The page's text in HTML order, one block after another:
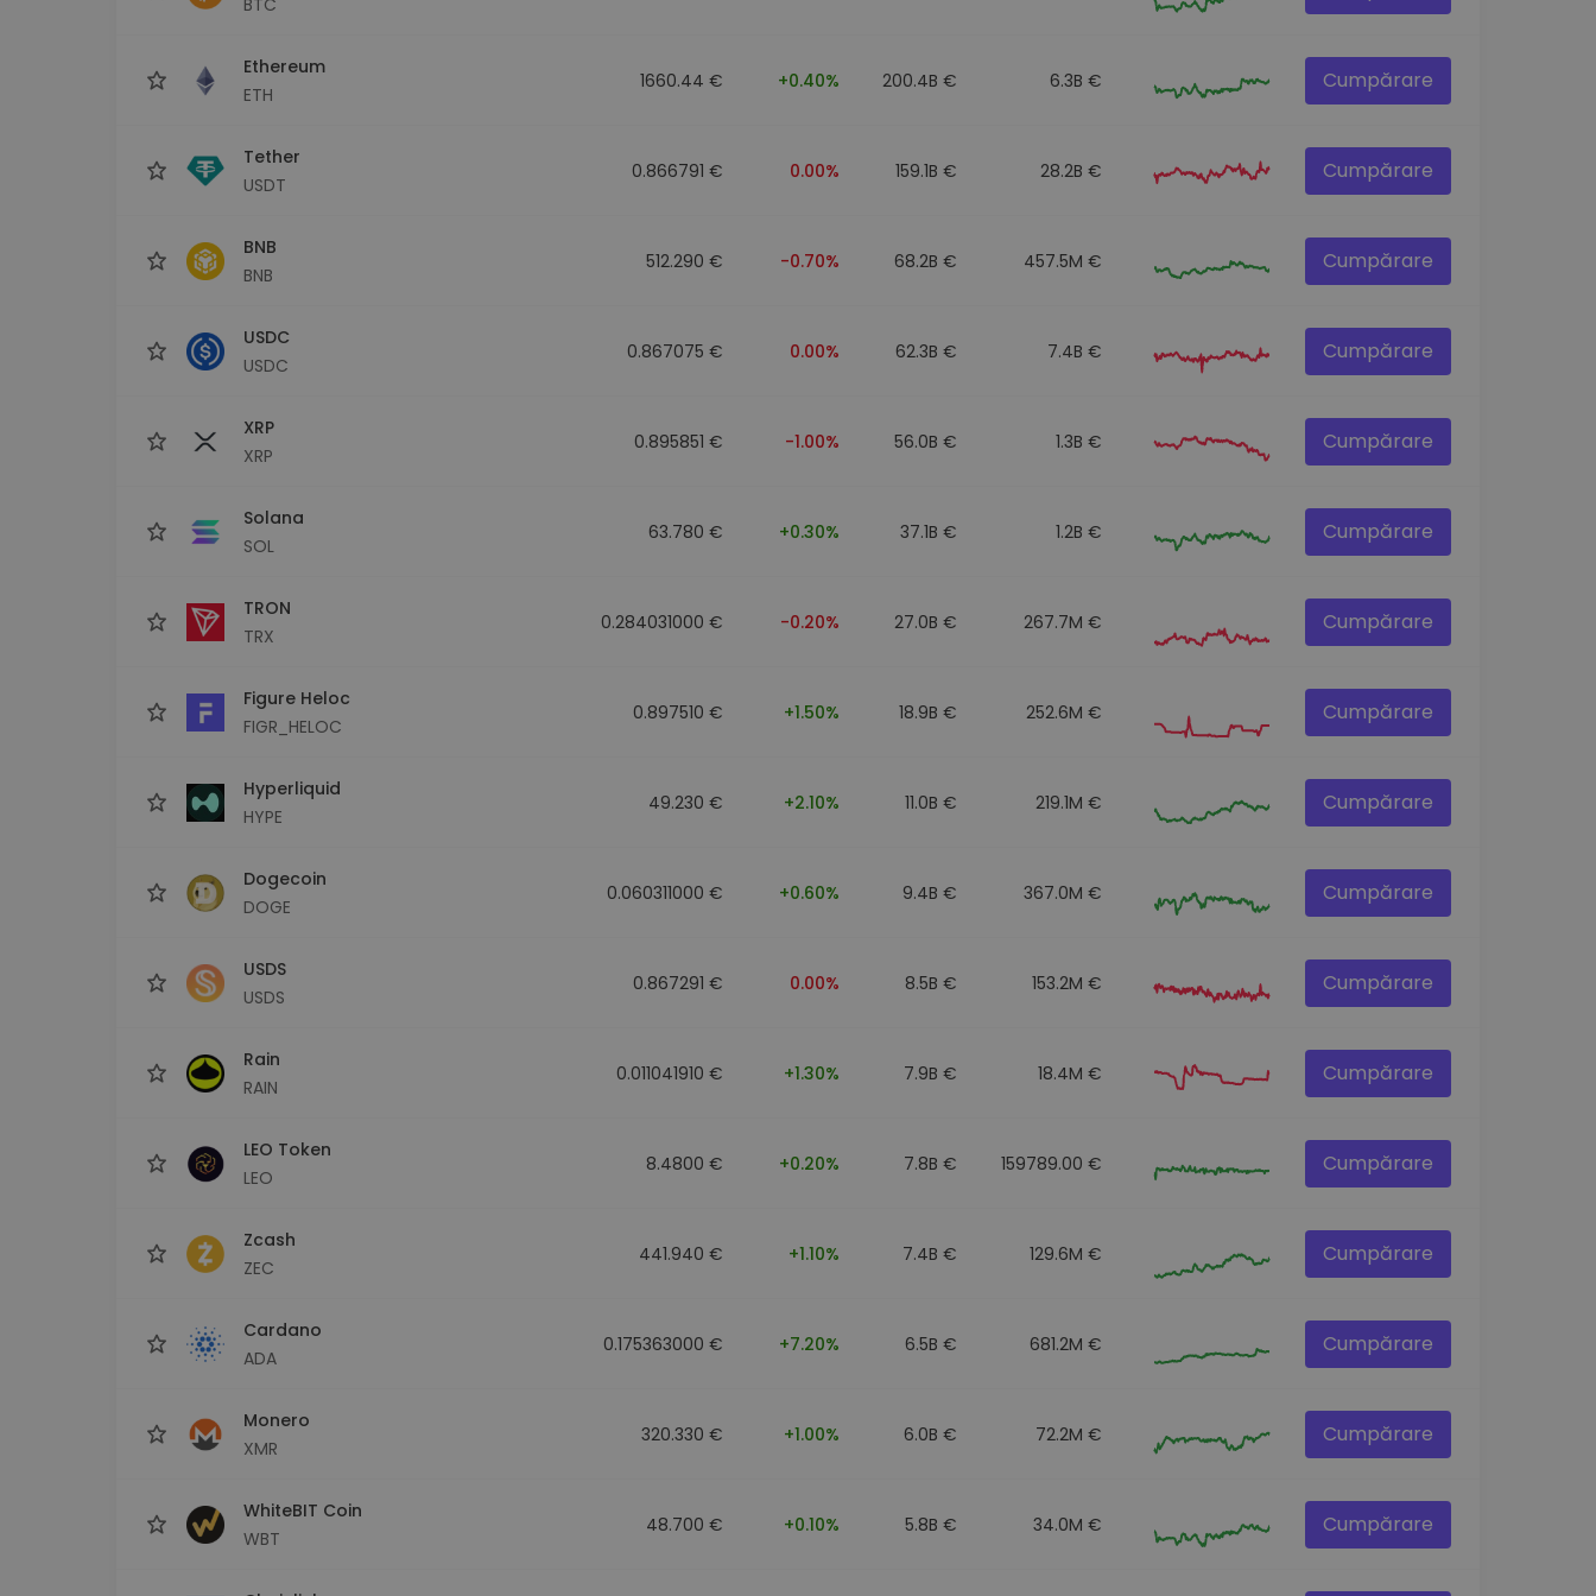
Ethereum
ETH
1660.44 € +0.40% 200.4B € 6.3B € Cumpărare
Tether
USDT
0.866791 € 0.00% 159.1B € 28.2B € Cumpărare
BNB
BNB
512.290 € -0.70% 68.2B € 457.5M € Cumpărare
USDC
USDC
0.867075 € 0.00% 62.3B € 7.4B € Cumpărare
XRP
XRP
0.895851 € -1.00% 56.0B € 1.3B € Cumpărare
Solana
SOL
63.780 € +0.30% 37.1B € 1.2B € Cumpărare
TRON
TRX
0.284031000 € -0.20% 27.0B € 267.7M € Cumpărare
Figure Heloc
FIGR_HELOC
0.897510 € +1.50% 18.9B € 252.6M € Cumpărare
Hyperliquid
HYPE
49.230 € +2.10% 11.0B € 219.1M € Cumpărare
Dogecoin
DOGE
0.060311000 € +0.60% 9.4B € 367.0M € Cumpărare
USDS
USDS
0.867291 € 0.00% 8.5B € 153.2M € Cumpărare
Rain
RAIN
0.011041910 € +1.30% 7.9B € 18.4M € Cumpărare
LEO Token
LEO
8.4800 € +0.20% 7.8B € 159789.00 € Cumpărare
Zcash
ZEC
441.940 € +1.10% 7.4B € 129.6M € Cumpărare
Cardano
ADA
0.175363000 € +7.20% 6.5B € 681.2M € Cumpărare
Monero
XMR
320.330 € +1.00% 6.0B € 72.2M € Cumpărare
WhiteBIT Coin
WBT
48.700 € +0.10% 5.8B € 34.0M € Cumpărare